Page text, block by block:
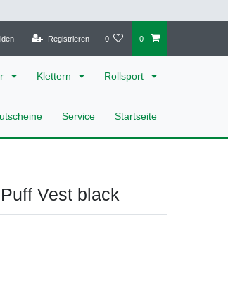
Registrieren 0 0
Klettern Rollsport
Service Startseite
Vest black